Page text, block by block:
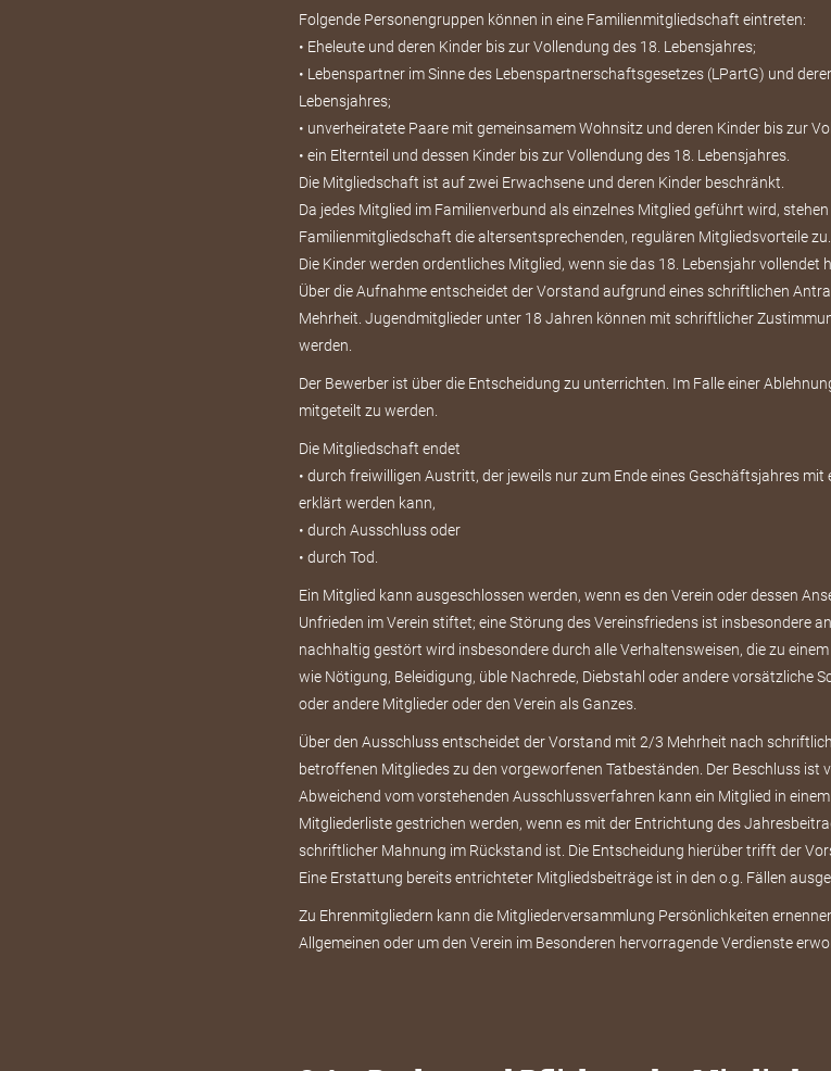
Folgende Personengruppen können in eine Familienmitgliedschaft eintreten:
• Eheleute und deren Kinder bis zur Vollendung des 18. Lebensjahres;
• Lebenspartner im Sinne des Lebenspartnerschaftsgesetzes (LPartG) und
Lebensjahres;
• unverheiratete Paare mit gemeinsamem Wohnsitz und deren Kinder bis zur
• ein Elternteil und dessen Kinder bis zur Vollendung des 18. Lebensjahres.
Die Mitgliedschaft ist auf zwei Erwachsene und deren Kinder beschränkt.
Da jedes Mitglied im Familienverbund als einzelnes Mitglied geführt wird,
Familienmitgliedschaft die altersentsprechenden, regulären Mitgliedsvorteile zu.
Die Kinder werden ordentliches Mitglied, wenn sie das 18. Lebensjahr vollendet
Über die Aufnahme entscheidet der Vorstand aufgrund eines schriftlichen
Mehrheit. Jugendmitglieder unter 18 Jahren können mit schriftlicher
werden.
Der Bewerber ist über die Entscheidung zu unterrichten. Im Falle einer
mitgeteilt zu werden.
Die Mitgliedschaft endet
• durch freiwilligen Austritt, der jeweils nur zum Ende eines Geschäftsjahres
erklärt werden kann,
• durch Ausschluss oder
• durch Tod.
Ein Mitglied kann ausgeschlossen werden, wenn es den Verein oder dessen
Unfrieden im Verein stiftet; eine Störung des Vereinsfriedens ist insbesondere
nachhaltig gestört wird insbesondere durch alle Verhaltensweisen, die zu
wie Nötigung, Beleidigung, üble Nachrede, Diebstahl oder andere vorsätzliche
oder andere Mitglieder oder den Verein als Ganzes.
Über den Ausschluss entscheidet der Vorstand mit 2/3 Mehrheit nach
betroffenen Mitgliedes zu den vorgeworfenen Tatbeständen. Der Beschluss ist
Abweichend vom vorstehenden Ausschlussverfahren kann ein Mitglied in
Mitgliederliste gestrichen werden, wenn es mit der Entrichtung des
schriftlicher Mahnung im Rückstand ist. Die Entscheidung hierüber trifft der
Eine Erstattung bereits entrichteter Mitgliedsbeiträge ist in den o.g. Fällen
Zu Ehrenmitgliedern kann die Mitgliederversammlung Persönlichkeiten
Allgemeinen oder um den Verein im Besonderen hervorragende Verdienste